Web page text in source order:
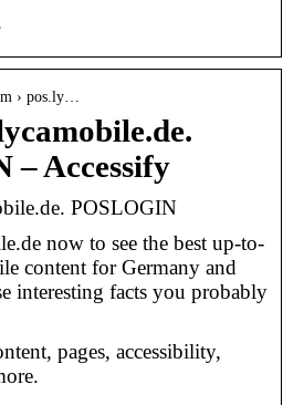
› pos.ly…
– Accessify
POSLOGIN
now to see the best up-to-
content for Germany and
interesting facts you probably
pages, accessibility,